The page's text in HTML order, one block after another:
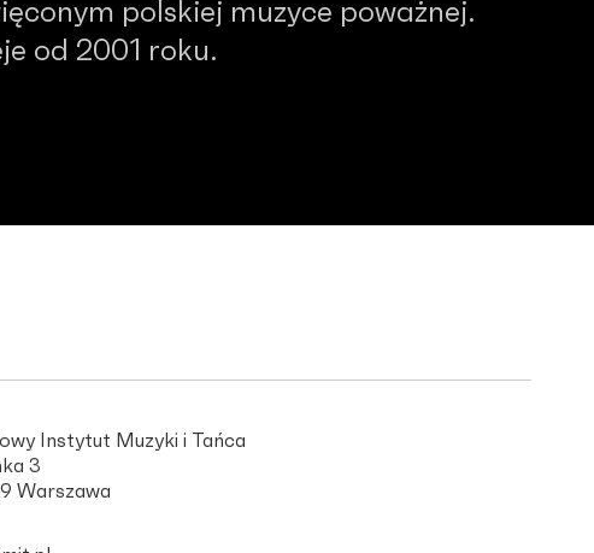
polskiej muzyce poważnej.
od 2001 roku.
Instytut Muzyki i Tańca
3
Warszawa